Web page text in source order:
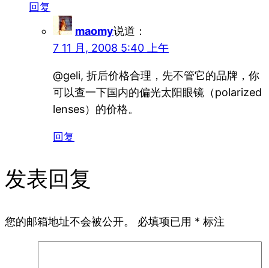
回复
maomy说道：
7 11 月, 2008 5:40 上午
@geli, 折后价格合理，先不管它的品牌，你
可以查一下国内的偏光太阳眼镜（polarized
lenses）的价格。
回复
发表回复
您的邮箱地址不会被公开。 必填项已用 * 标注